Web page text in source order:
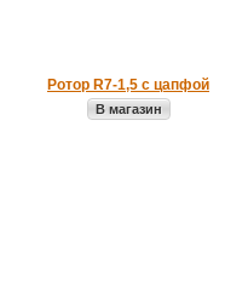
Ротор R7-1,5 с цапфой
В магазин